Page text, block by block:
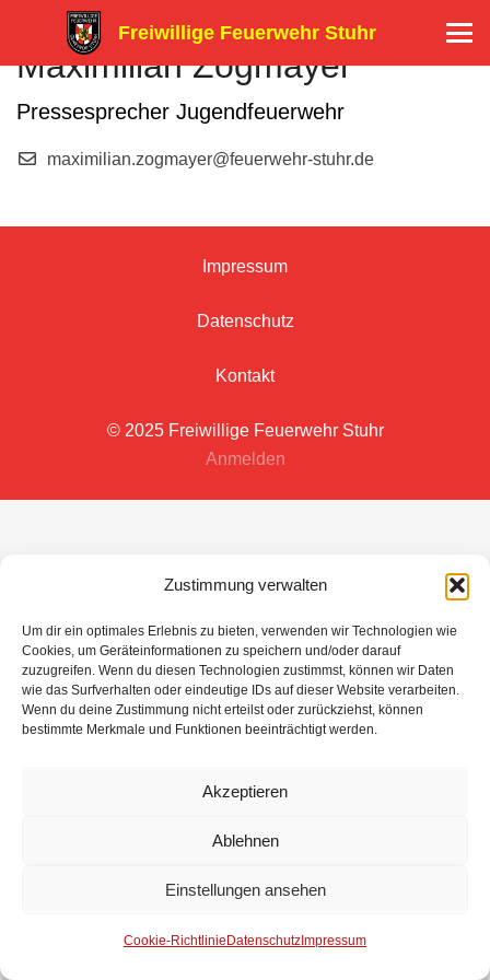
Zustimmung verwalten
Um dir ein optimales Erlebnis zu bieten, verwenden wir Technologien wie
Cookies, um Geräteinformationen zu speichern und/oder darauf
zuzugreifen. Wenn du diesen Technologien zustimmst, können wir Daten
wie das Surfverhalten oder eindeutige IDs auf dieser Website verarbeiten.
Wenn du deine Zustimmung nicht erteilst oder zurückziehst, können
bestimmte Merkmale und Funktionen beeinträchtigt werden.
Akzeptieren
Ablehnen
Einstellungen ansehen
Cookie-Richtlinie Datenschutz Impressum
Freiwillige Feuerwehr Stuhr
Maximilian Zogmayer
Pressesprecher Jugendfeuerwehr
maximilian.zogmayer@feuerwehr-stuhr.de
Impressum
Datenschutz
Kontakt
© 2025 Freiwillige Feuerwehr Stuhr
Anmelden